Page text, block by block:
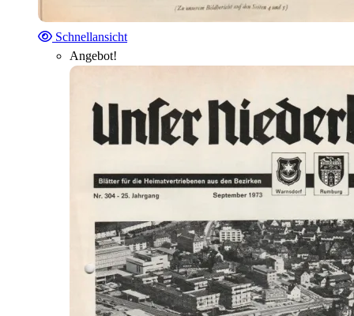
Schnellansicht
Angebot!